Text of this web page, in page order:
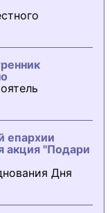
епархии
акция "Подари
Дня